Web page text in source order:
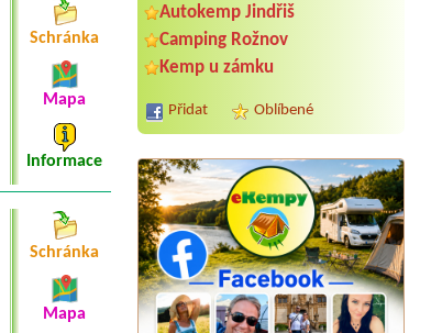
Autokemp Jindřiš
Camping Rožnov
Kemp u zámku
Přidat Oblíbené
Termín od 2026-08-06 |Kemp Římov
2 stany + 2 dospeli + 1 diteBez
elektriky
Schránka
Mapa
Informace
Schránka
Mapa